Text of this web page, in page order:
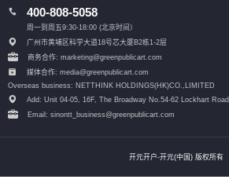
400-808-5058
周一到周五9:30-18:00 (北京时间）
广州市黄埔区科学大道18号芯大厦B2栋1-2层
商务合作: marketing@greenpublicart.com
媒体合作: media@greenpublicart.com
Overseas business: NETTHINK HOLDINGS(HK)CO.,LIMITED
Add: Unit 04-05, 16F, The Broadway No.54-62 Lockhart Road,
Email: sinontt_business@greenpublicart.com
开元开户-开元(中国) 版权所有